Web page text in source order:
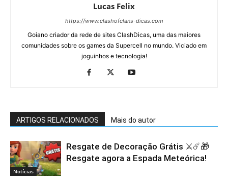
Lucas Felix
https://www.clashofclans-dicas.com
Goiano criador da rede de sites ClashDicas, uma das maiores
comunidades sobre os games da Supercell no mundo. Viciado em
joguinhos e tecnologia!
ARTIGOS RELACIONADOS Mais do autor
Notícias
Resgate de Decoração Grátis ⚔️☄️🎁
Resgate agora a Espada Meteórica!